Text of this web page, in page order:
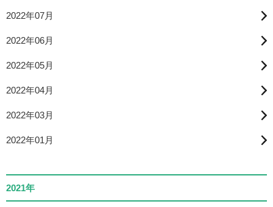
2022年07月
2022年06月
2022年05月
2022年04月
2022年03月
2022年01月
2021年